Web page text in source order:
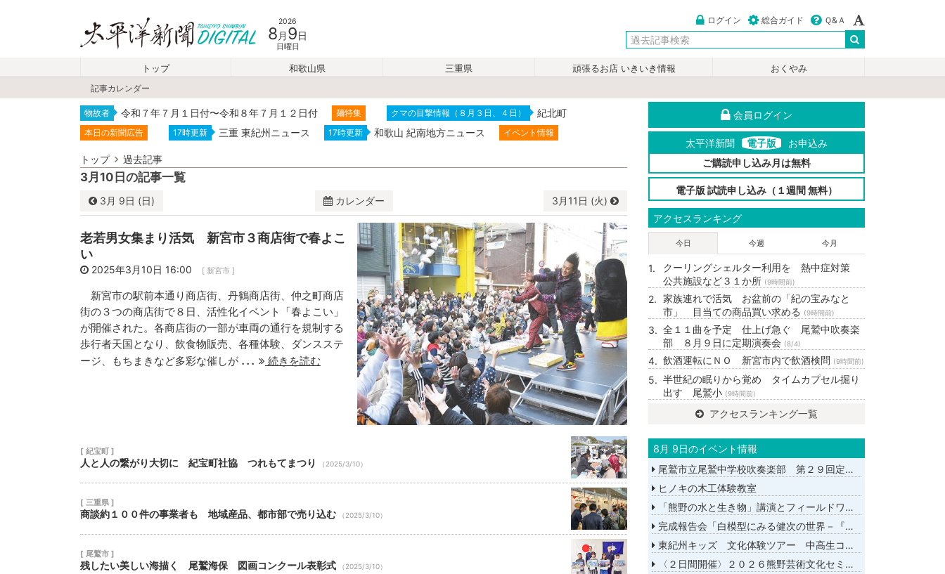
2026
8 月 9日
日曜日
ログイン 総合ガイド Ｑ&Ａ
トップ 和歌山県 三重県 頑張るお店 いきいき情報
おくやみ
記事カレンダー
物故者 令和７年７月１日付〜令和８年７月１２日付 麺特集 クマの目撃情報（８月３日、４日） 紀北町
本日の新聞広告 17時更新 三重 東紀州ニュース 17時更新 和歌山 紀南地方ニュース イベント情報
トップ 過去記事
3月10日の記事一覧
3月 9日 (日) カレンダー 3月 11日 (火)
日 月 火 水 木 金
23
24 26 27 28
1
2
3 4 5 6 7
9
10 11 12 13 14
16
17 18 19 20 21
22
23
24 25 26 27 28
29
2 3 4 5
老若男女集まり活気 新宮市３商店街で春よこ
い
2025年3月10日 16:00 [ 新宮市 ]
新宮市の駅前本通り商店街、丹鶴商店街、仲之町商店
街の３つの商店街で８日、活性化イベント「春よこい」
が開催された。各商店街の一部が車両の通行を規制する
歩行者天国となり、飲食物販売、各種体験、ダンスステ
ージ、もちまきなど多彩な催しが ... 続きを読む
[ 紀宝町 ]
人と人の繋がり大切に 紀宝町社協 つれもてまつり （2025/3/10）
[ 三重県 ]
商談約１００件の事業者も 地域産品、都市部で売り込む （2025/3/10）
[ 尾鷲市 ]
残したい美しい海描く 尾鷲海保 図画コンクール表彰式 （2025/3/10）
会員ログイン
太平洋新聞 電子版
お申込み
ご購読申し込み月は無料
電子版 試読申し込み（１週間 無料）
アクセスランキング
今日 今週 今月
クーリングシェルター利用を 熱中症対策
公共施設など３１か所 (9時間前)
家族連れで活気 お盆前の「紀の宝みなと
市」 目当ての商品買い求める
(9時間前)
全１１曲を予定 仕上げ急ぐ 尾鷲中吹奏楽
部 ８月９日に定期演奏会 (8/4)
飲酒運転にＮＯ 新宮市内で飲酒検問 (9時間前)
半世紀の眠りから覚め タイムカプセル掘り
出す 尾鷲小 (9時間前)
アクセスランキング一覧
8月 9日のイベント情報
尾鷲市立尾鷲中学校吹奏楽部 第２９回定期演奏会
ヒノキの木工体験教室
「熊野の水と生き物」講演とフィールドワーク
完成報告会「白模型にみる健次の世界－『千年の愉楽』『奇蹟』より－」
東紀州キッズ 文化体験ツアー 中高生コース
〈２日間開催〉２０２６熊野芸術文化セミナー